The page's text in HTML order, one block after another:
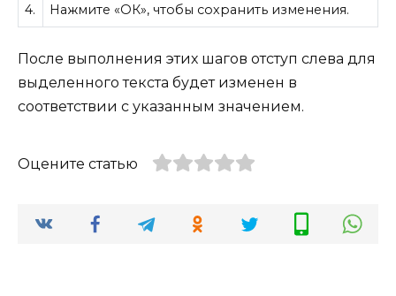
4. Нажмите «ОК», чтобы сохранить изменения.
После выполнения этих шагов отступ слева для
выделенного текста будет изменен в
соответствии с указанным значением.
Оцените статью